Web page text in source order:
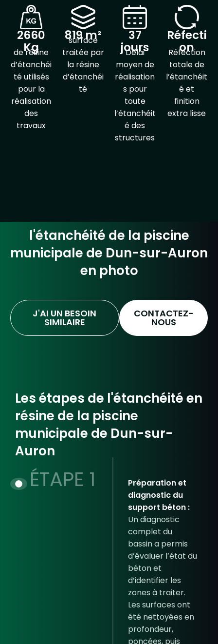
2660
Kg
de résine
d’étanchéi
té utilisés
pour la
réalisation
des
travaux
819 m²
surface
traitée par
la résine
d’étanchéi
té
37
jours
Délai
moyen de
réalisation
s pour
toute
l’étanchéit
é des
structures
Réfecti
on
Réfection
totale de
l’étanchéit
é et
finition
extra lisse
l'étanchéité de la piscine
municipale de Dun-sur-Auron​
en photo
J'AI UN BESOIN
SIMILAIRE
CONTACTEZ-
NOUS
Les étapes de l'étanchéité en
résine de la piscine
municipale de Dun-sur-
Auron​
ÉTAPE 1
Préparation et
diagnostic du
support béton :
Un diagnostic
complet du
bassin a permis
d’évaluer l’état du
béton et
d’identifier les
zones à traiter.
Les surfaces ont
été nettoyées en
profondeur,
poncées, puis